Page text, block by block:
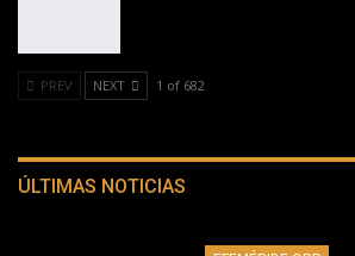
PREV NEXT 1 of 682
ÚLTIMAS NOTICIAS